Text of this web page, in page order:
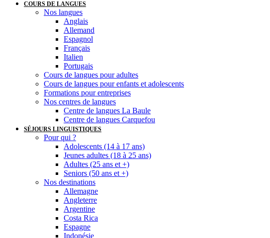
COURS DE LANGUES
Nos langues
Anglais
Allemand
Espagnol
Français
Italien
Portugais
Cours de langues pour adultes
Cours de langues pour enfants et adolescents
Formations pour entreprises
Nos centres de langues
Centre de langues La Baule
Centre de langues Carquefou
SÉJOURS LINGUISTIQUES
Pour qui ?
Adolescents (14 à 17 ans)
Jeunes adultes (18 à 25 ans)
Adultes (25 ans et +)
Seniors (50 ans et +)
Nos destinations
Allemagne
Angleterre
Argentine
Costa Rica
Espagne
Indonésie